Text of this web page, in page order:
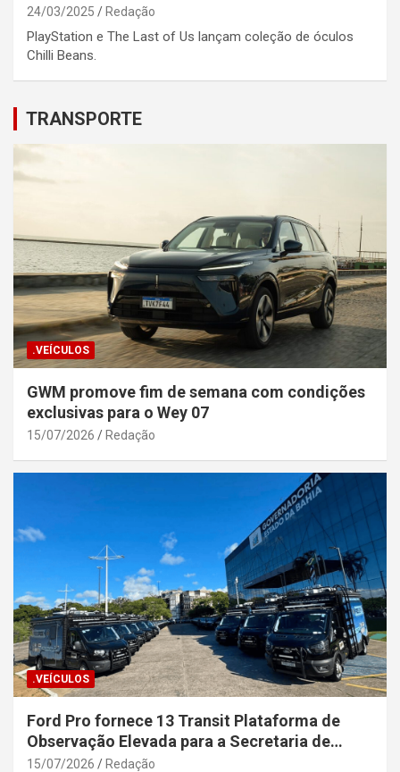
24/03/2025 Redação
PlayStation e The Last of Us lançam coleção de óculos
Chilli Beans.
TRANSPORTE
.VEÍCULOS
GWM promove fim de semana com condições
exclusivas para o Wey 07
15/07/2026 Redação
.VEÍCULOS
Ford Pro fornece 13 Transit Plataforma de
Observação Elevada para a Secretaria de
Segurança Pública da Bahia
15/07/2026 Redação